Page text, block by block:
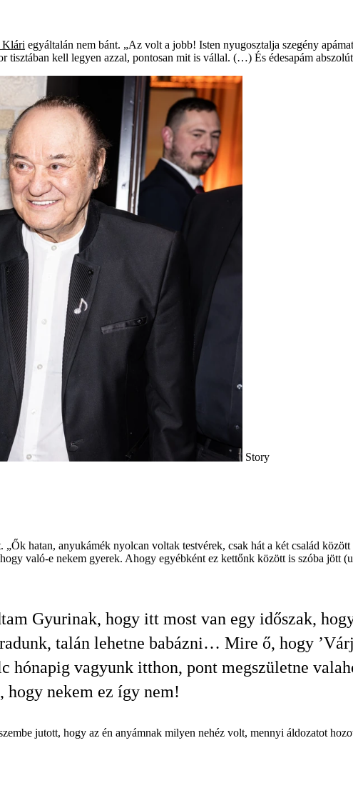
Klári egyáltalán nem bánt. „Az volt a jobb! Isten nyugosztalja szegény
kell legyen azzal, pontosan mit is vállal. (…) És édesapám
Story
hatan, anyukámék nyolcan voltak testvérek, csak hát a két család
való-e nekem gyerek. Ahogy egyébként ez kettőnk között is szóba jött
Gyurinak, hogy itt most van egy időszak,
talán lehetne babázni… Mire ő, hogy
hónapig vagyunk itthon, pont megszületne
hogy nekem ez így nem!
jutott, hogy az én anyámnak milyen nehéz volt, mennyi áldozatot